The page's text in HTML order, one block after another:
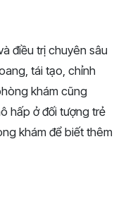
điều trị chuyên sâu
tái tạo, chỉnh
khám cũng
hấp ở đối tượng trẻ
khám để biết thêm